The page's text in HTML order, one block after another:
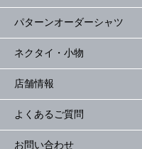
パターンオーダーシャツ
ネクタイ・小物
店舗情報
よくあるご質問
お問い合わせ